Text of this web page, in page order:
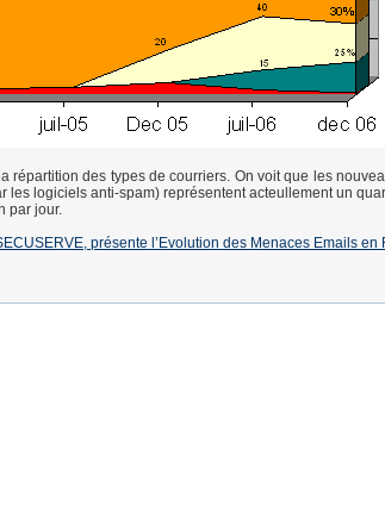
répartition des types de courriers. On voit que les
les logiciels anti-spam) représentent acteullement un
par jour.
présente l’Evolution des Menaces Emails en